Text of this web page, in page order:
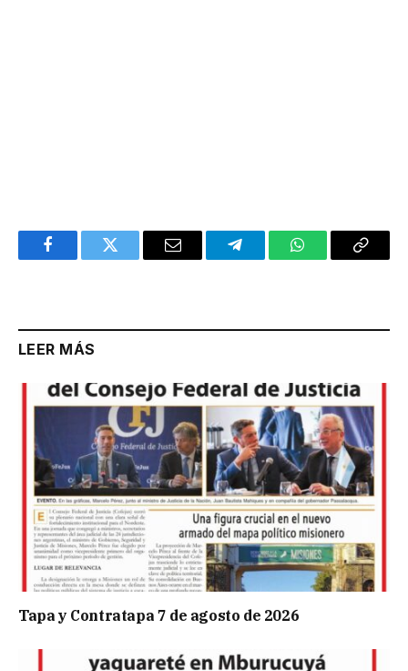
FacebookTwitter Email TelegramWhatsAppCopy
LEER MÁS
Tapa y Contratapa 7 de agosto de 2026